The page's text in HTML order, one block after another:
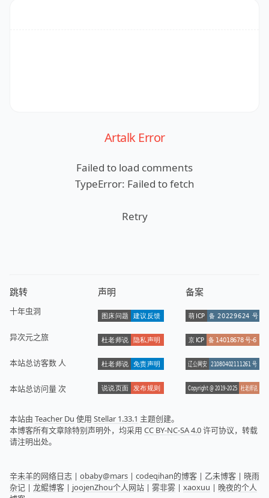
Artalk Error
Failed to load comments
TypeError: Failed to fetch
Retry
跳转
十年虫洞
异次元之旅
本站总访客数 人
本站总访问量次
声明 备案
本站由 Teacher Du 使用 Stellar 1.33.1 主题创建。
本博客所有文章除特别声明外，均采用 CC BY-NC-SA 4.0许可协议，转载
请注明出处。
辛未羊的网络日志 | obaby@mars | codeqihan的博客 | 乙未博客 | 晓雨
杂记 | 龙鲲博客 | joojenZhou个人网站 | 雾非雾 | xaoxuu | 晚夜的个人